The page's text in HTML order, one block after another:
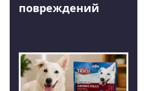
повреждений